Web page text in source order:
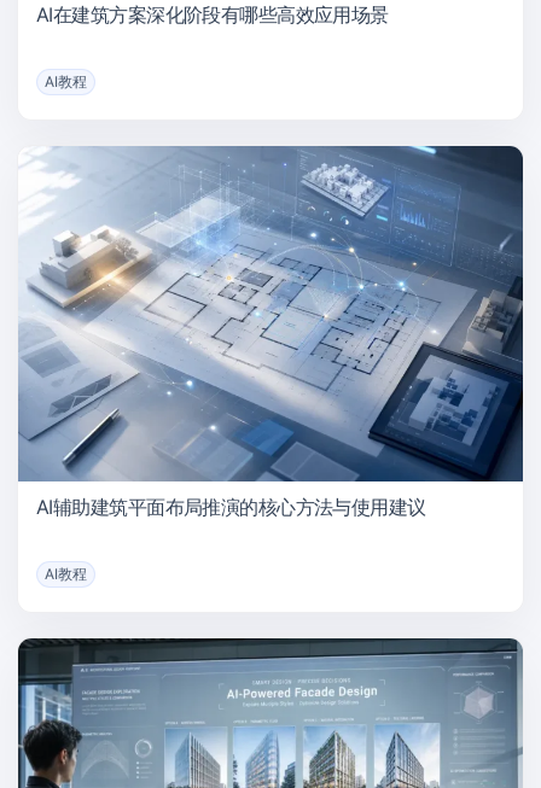
AI在建筑方案深化阶段有哪些高效应用场景
AI教程
AI辅助建筑平面布局推演的核心方法与使用建议
AI教程